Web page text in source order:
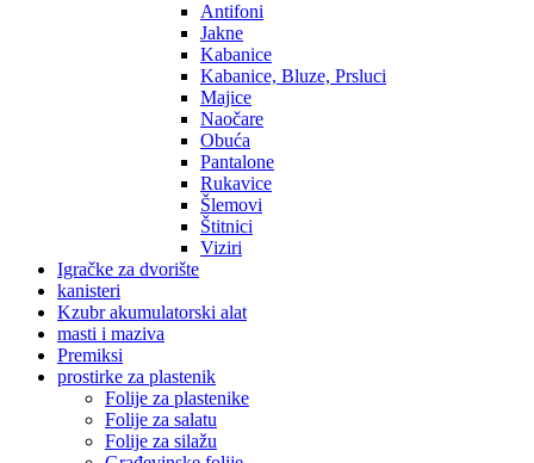
Antifoni
Jakne
Kabanice
Kabanice, Bluze, Prsluci
Majice
Naočare
Obuća
Pantalone
Rukavice
Šlemovi
Štitnici
Viziri
Igračke za dvorište
kanisteri
Kzubr akumulatorski alat
masti i maziva
Premiksi
prostirke za plastenik
Folije za plastenike
Folije za salatu
Folije za silažu